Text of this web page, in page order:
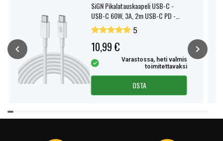
SiGN Pikalatauskaapeli USB-C -
USB-C 60W, 3A, 2m USB-C PD -
Valkoinen
5
10,99 €
Varastossa, heti valmis
toimitettavaksi
OSTA
Item
1